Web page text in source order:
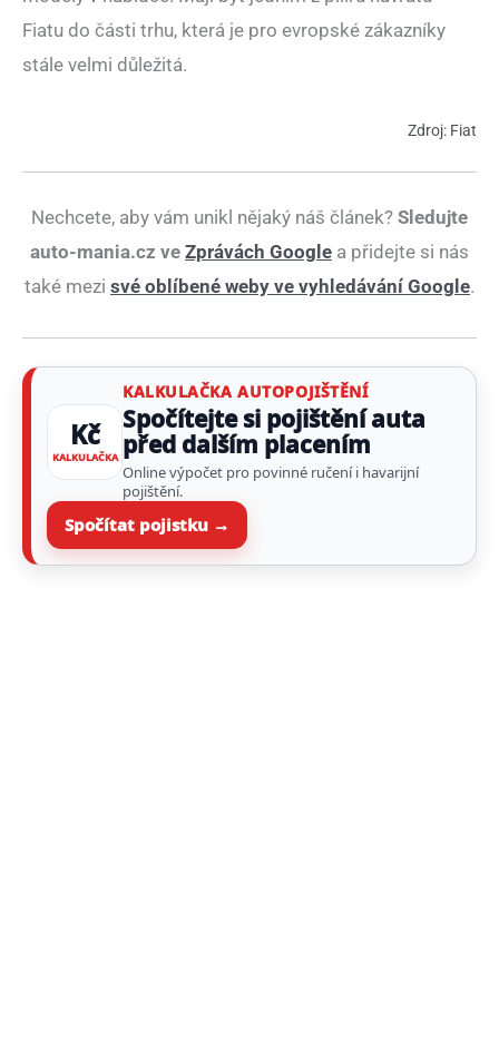
Fiatu do části trhu, která je pro evropské zákazníky
stále velmi důležitá.
Zdroj: Fiat
Nechcete, aby vám unikl nějaký náš článek? Sledujte
auto-mania.cz ve Zprávách Google a přidejte si nás
také mezi své oblíbené weby ve vyhledávání Google.
Kč
KALKULAČKA
KALKULAČKA AUTOPOJIŠTĚNÍ
Spočítejte si pojištění auta
před dalším placením
Online výpočet pro povinné ručení i havarijní
pojištění.
Spočítat pojistku →